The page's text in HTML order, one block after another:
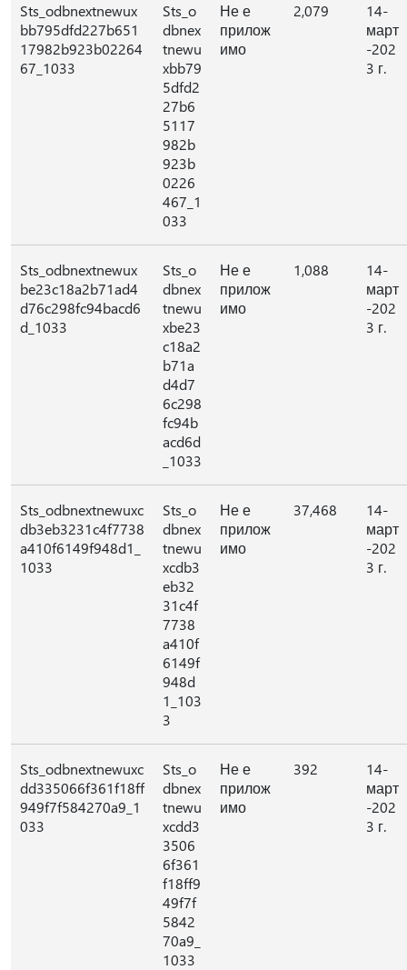
Sts_odbnextnewux
bb795dfd227b651
17982b923b02264
67_1033
Sts_o
dbnex
tnewu
xbb79
5dfd2
27b6
5117
982b
923b
0226
467_1
033
Не е
прилож
имо
2,079
14-
март
-202
3 г.
Sts_odbnextnewux
be23c18a2b71ad4
d76c298fc94bacd6
d_1033
Sts_o
dbnex
tnewu
xbe23
c18a2
b71a
d4d7
6c298
fc94b
acd6d
_1033
Не е
прилож
имо
1,088
14-
март
-202
3 г.
Sts_odbnextnewuxc
db3eb3231c4f7738
a410f6149f948d1_
1033
Sts_o
dbnex
tnewu
xcdb3
eb32
31c4f
7738
a410f
6149f
948d
1_103
3
Не е
прилож
имо
37,468
14-
март
-202
3 г.
Sts_odbnextnewuxc
dd335066f361f18ff
949f7f584270a9_1
033
Sts_o
dbnex
tnewu
xcdd3
3506
6f361
f18ff9
49f7f
5842
70a9_
1033
Не е
прилож
имо
392
14-
март
-202
3 г.